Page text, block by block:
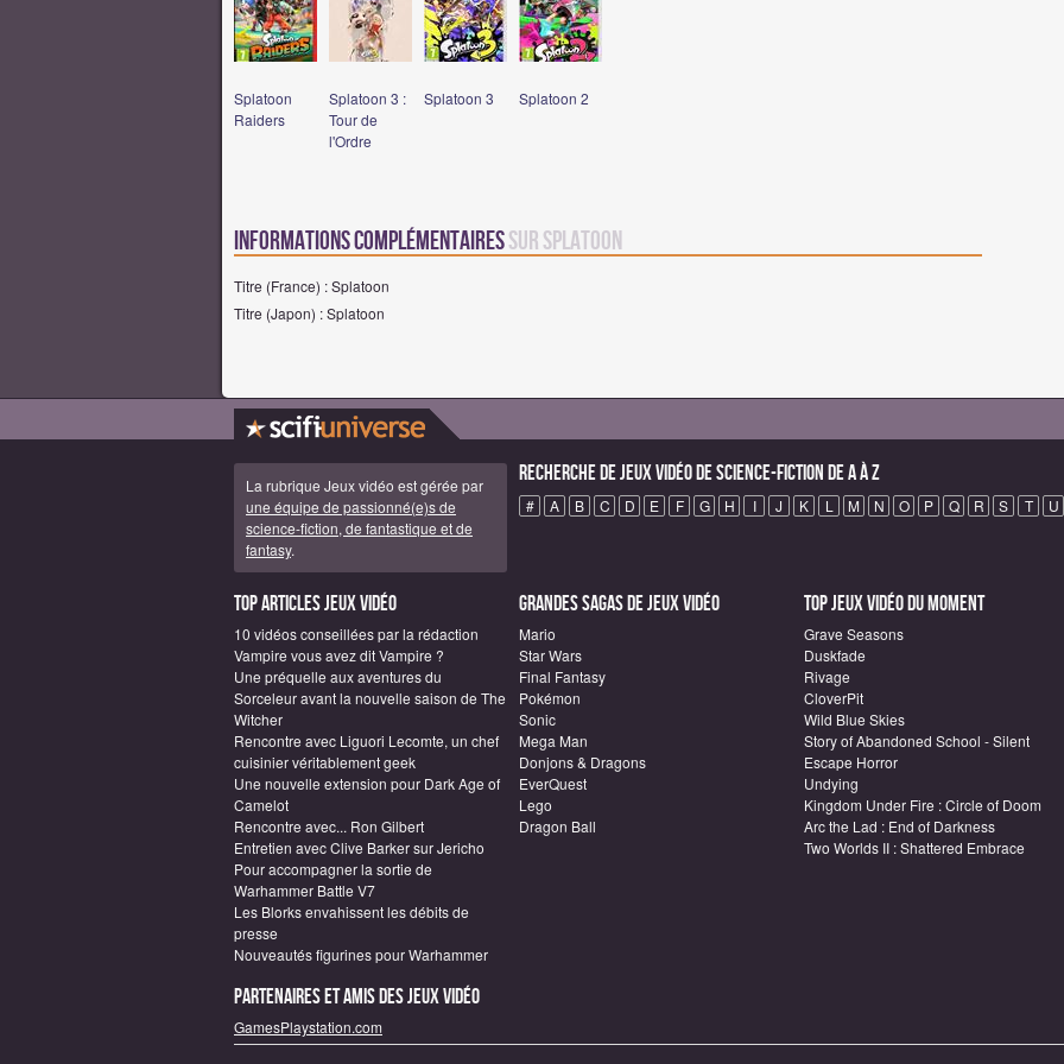
Splatoon
Raiders
Splatoon 3 :
Tour de
l'Ordre
Splatoon 3 Splatoon 2
Informations complémentairessur Splatoon
Titre (France) : Splatoon
Titre (Japon) : Splatoon
La rubrique Jeux vidéo est gérée par
une équipe de passionné(e)s de
science-fiction, de fantastique et de
fantasy.
Recherche de Jeux vidéo de science-fiction de A à Z
# A B C D E F G H I J K L M N O P Q R S T U
Top articles Jeux vidéo
10 vidéos conseillées par la rédaction
Vampire vous avez dit Vampire ?
Une préquelle aux aventures du
Sorceleur avant la nouvelle saison de The
Witcher
Rencontre avec Liguori Lecomte, un chef
cuisinier véritablement geek
Une nouvelle extension pour Dark Age of
Camelot
Rencontre avec... Ron Gilbert
Entretien avec Clive Barker sur Jericho
Pour accompagner la sortie de
Warhammer Battle V7
Les Blorks envahissent les débits de
presse
Nouveautés figurines pour Warhammer
Grandes sagas de Jeux vidéo
Mario
Star Wars
Final Fantasy
Pokémon
Sonic
Mega Man
Donjons & Dragons
EverQuest
Lego
Dragon Ball
Top Jeux vidéo du moment
Grave Seasons
Duskfade
Rivage
CloverPit
Wild Blue Skies
Story of Abandoned School - Silent
Escape Horror
Undying
Kingdom Under Fire : Circle of Doom
Arc the Lad : End of Darkness
Two Worlds II : Shattered Embrace
Partenaires et amis des jeux vidéo
GamesPlaystation.com